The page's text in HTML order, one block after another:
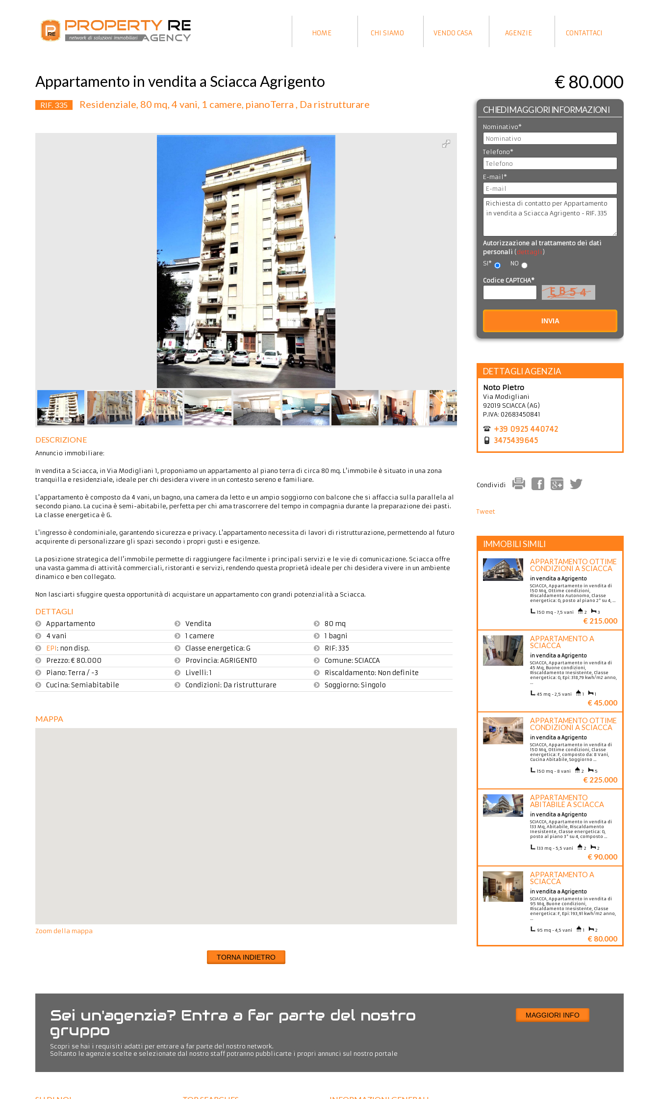
HOME CHI SIAMO VENDO CASA AGENZIE CONTATTACI
Appartamento in vendita a Sciacca Agrigento
RIF. 335 Residenziale, 80 mq, 4 vani, 1 camere, pianoTerra , Da ristrutturare
DESCRIZIONE
Annuncio immobiliare:
In vendita a Sciacca, in Via Modigliani 1, proponiamo un appartamento al piano terra di circa 80 mq. L'immobile è situato in una zona
tranquilla e residenziale, ideale per chi desidera vivere in un contesto sereno e familiare.
L'appartamento è composto da 4 vani, un bagno, una camera da letto e un ampio soggiorno con balcone che si affaccia sulla parallela al
secondo piano. La cucina è semi-abitabile, perfetta per chi ama trascorrere del tempo in compagnia durante la preparazione dei pasti.
La classe energetica è G.
L'ingresso è condominiale, garantendo sicurezza e privacy. L'appartamento necessita di lavori di ristrutturazione, permettendo al futuro
acquirente di personalizzare gli spazi secondo i propri gusti e esigenze.
La posizione strategica dell'immobile permette di raggiungere facilmente i principali servizi e le vie di comunicazione. Sciacca offre
una vasta gamma di attività commerciali, ristoranti e servizi, rendendo questa proprietà ideale per chi desidera vivere in un ambiente
dinamico e ben collegato.
Non lasciarti sfuggire questa opportunità di acquistare un appartamento con grandi potenzialità a Sciacca.
DETTAGLI
Appartamento Vendita
80 mq
4 vani
1 camere
1 bagni
EPI: non disp. Classe energetica: G RIF:335
Prezzo:€ 80.000 Provincia:AGRIGENTO Comune:SCIACCA
Piano:Terra / -3 Livelli:1 Riscaldamento: Non definite
Cucina:Semiabitabile Condizioni: Da ristrutturare Soggiorno: Singolo
MAPPA
Zoom della mappa
TORNA INDIETRO
€ 80.000
CHIEDI MAGGIORI INFORMAZIONI
Nominativo*
Telefono*
E-mail*
Autorizzazione al trattamento dei dati
personali ( dettagli )
SI*
NO
Codice CAPTCHA*
INVIA
DETTAGLI AGENZIA
Noto Pietro
Via Modigliani
92019 SCIACCA (AG )
P.IVA: 02683450841
+39 0925 440742
3475439645
Condividi
Tweet
IMMOBILI SIMILI
APPARTAMENTO OTTIME
CONDIZIONI A SCIACCA
in vendita a Agrigento
SCIACCA, Appartamento in vendita di
150 Mq, Ottime condizioni,
Riscaldamento Autonomo, Classe
energetica: G, posto al piano 2° su 4, …
150 mq - 7,5 vani 2 3
€ 215.000
APPARTAMENTO A
SCIACCA
in vendita a Agrigento
SCIACCA, Appartamento in vendita di
45 Mq, Buone condizioni,
Riscaldamento Inesistente, Classe
energetica: G, Epi: 318,79 kwh/m2 anno,
…
45 mq - 2,5 vani 1 1
€ 45.000
APPARTAMENTO OTTIME
CONDIZIONI A SCIACCA
in vendita a Agrigento
SCIACCA, Appartamento in vendita di
150 Mq, Ottime condizioni, Classe
energetica: F, composto da: 8 Vani,
Cucina Abitabile, Soggiorno …
150 mq - 8 vani 2 5
€ 225.000
APPARTAMENTO
ABITABILE A SCIACCA
in vendita a Agrigento
SCIACCA, Appartamento in vendita di
133 Mq, Abitabile, Riscaldamento
Inesistente, Classe energetica: G,
posto al piano 3° su 4, composto …
133 mq - 5,5 vani 2 2
€ 90.000
APPARTAMENTO A
SCIACCA
in vendita a Agrigento
SCIACCA, Appartamento in vendita di
95 Mq, Buone condizioni,
Riscaldamento Inesistente, Classe
energetica: F, Epi: 193,91 kwh/m2 anno,
…
95 mq - 4,5 vani 1 2
€ 80.000
Sei un'agenzia? Entra a far parte del nostro
gruppo
Scopri se hai i requisiti adatti per entrare a far parte del nostro network.
Soltanto le agenzie scelte e selezionate dal nostro staff potranno pubblicarte i propri annunci sul nostro portale
MAGGIORI INFO